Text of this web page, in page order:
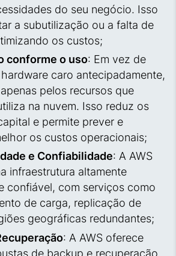
do seu negócio. Isso
a subutilização ou a falta de
os custos;
conforme o uso: Em vez de
caro antecipadamente,
pelos recursos que
na nuvem. Isso reduz os
e permite prever e
os custos operacionais;
e Confiabilidade: A AWS
infraestrutura altamente
confiável, com serviços como
de carga, replicação de
geográficas redundantes;
: A AWS oferece
de backup e recuperação